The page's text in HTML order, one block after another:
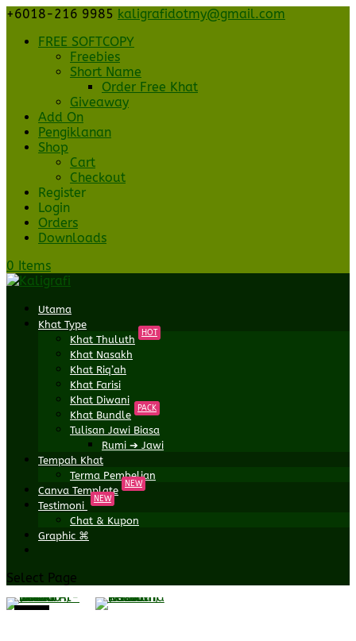
+6018-216 9985 kaligrafidotmy@gmail.com
FREE SOFTCOPY
Freebies
Short Name
Order Free Khat
Giveaway
Add On
Pengiklanan
Shop
Cart
Checkout
Register
Login
Orders
Downloads
0 Items
Utama
Khat Type
Khat Thuluth
HOT
Khat Nasakh
Khat Riq’ah
Khat Farisi
Khat Diwani
Khat Bundle
PACK
Tulisan Jawi Biasa
Rumi ➔ Jawi
Tempah Khat
Terma Pembelian
Canva Template
NEW
Testimoni
NEW
Chat & Kupon
Graphic ⌘
Select Page